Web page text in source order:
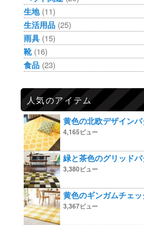
生地(11)
生活用品 (25)
雨具 (15)
靴(16)
食品 (23)
人気のアイテム
黄色の北欧デザイン
4,165ビュー
緑と茶色のグリッド
3,380ビュー
黄色のギンガムチェ
3,367ビュー